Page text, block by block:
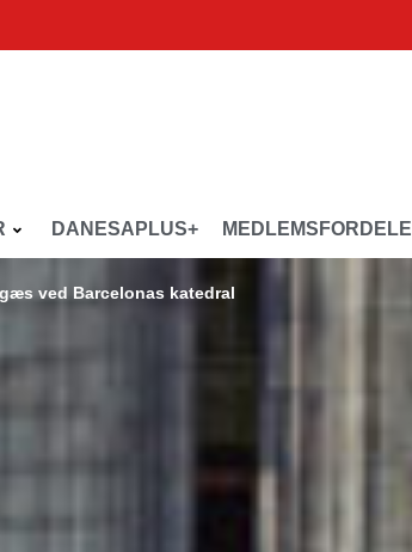
DANESAPLUS+ MEDLEMSFORDELE
ved Barcelonas katedral